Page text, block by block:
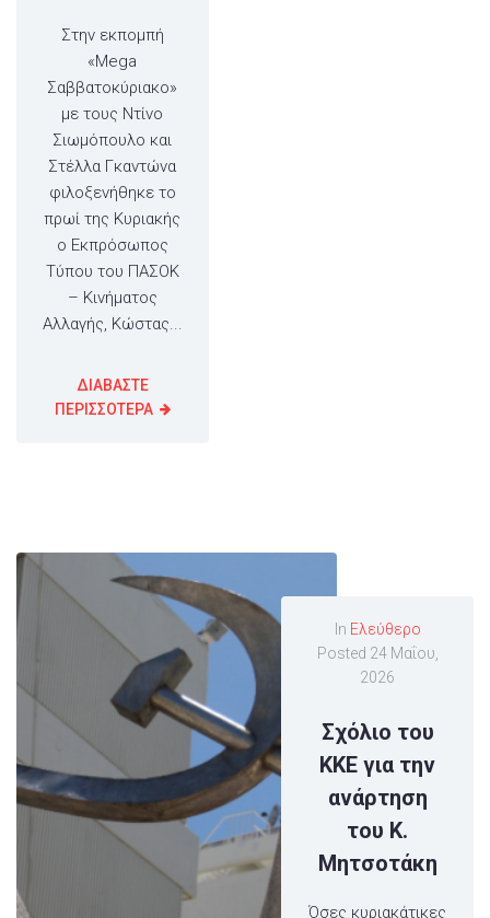
Στην εκπομπή
«Mega
Σαββατοκύριακο»
με τους Ντίνο
Σιωμόπουλο και
Στέλλα Γκαντώνα
φιλοξενήθηκε το
πρωί της Κυριακής
ο Εκπρόσωπος
Τύπου του ΠΑΣΟΚ
– Κινήματος
Αλλαγής, Κώστας...
ΔΙΑΒΑΣΤΕ
ΠΕΡΙΣΣΟΤΕΡΑ
In Ελεύθερο
Posted 24 Μαΐου,
2026
Σχόλιο του
ΚΚΕ για την
ανάρτηση
του Κ.
Μητσοτάκη
Όσες κυριακάτικες